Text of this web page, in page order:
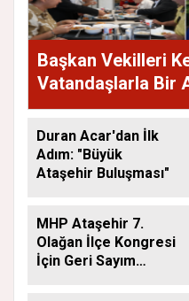
Başkan Vekilleri
Vatandaşlarla Bir
Duran Acar'dan İlk
Adım: "Büyük
Ataşehir Buluşması"
MHP Ataşehir 7.
Olağan İlçe Kongresi
İçin Geri Sayım